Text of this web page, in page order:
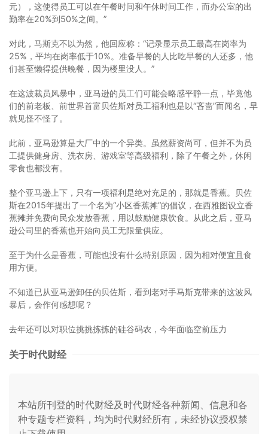
元），这使得员工可以在午餐时间和午休时间工作，而办公室的出
勤率在20%到50%之间。”
对此，马斯克不以为然，他回应称：“记录显示员工最高在岗率为
25%，平均在岗率低于10%。准备早餐的人比吃早餐的人还多，他
们甚至懒得提供晚餐，因为楼里没人。”
在这波裁员风暴中，亚马逊的员工们可能会略感平静一点，毕竟他
们的前老板、前世界首富贝佐斯对员工福利也是以“吝啬”而闻名，早
就见怪不怪了。
此前，亚马逊算是大厂中的一个异类。虽然薪资尚可，但并不为员
工提供健身房、洗衣房、游戏室等高级福利，除了午餐之外，休闲
零食也都没有。
整个亚马逊上下，只有一项福利是绝对充足的，那就是香蕉。贝佐
斯在2015年提出了一个名为“小区香蕉摊”的倡议，在西雅图设立香
蕉摊并免费向民众发放香蕉，用以鼓励健康饮食。从此之后，亚马
逊公司里的香蕉也开始向员工无限量供应。
至于为什么是香蕉，可能也没有什么特别原因，因为相对便宜且食
用方便。
不知道已从亚马逊卸任的贝佐斯，看到老对手马斯克带来的这波风
暴后，会作何感想呢？
去年还可以对职位挑挑拣拣的硅谷码农，今年面临空前压力
关于时代财经
本站所刊登的时代财经及时代财经各种新闻、信息和各
种专题专栏资料，均为时代财经所有，未经协议授权禁